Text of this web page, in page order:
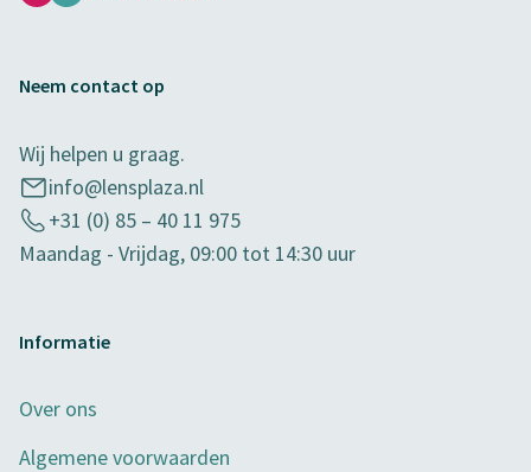
Neem contact op
Wij helpen u graag.
info@lensplaza.nl
+31 (0) 85 – 40 11 975
Maandag - Vrijdag, 09:00 tot 14:30 uur
Informatie
Over ons
Algemene voorwaarden